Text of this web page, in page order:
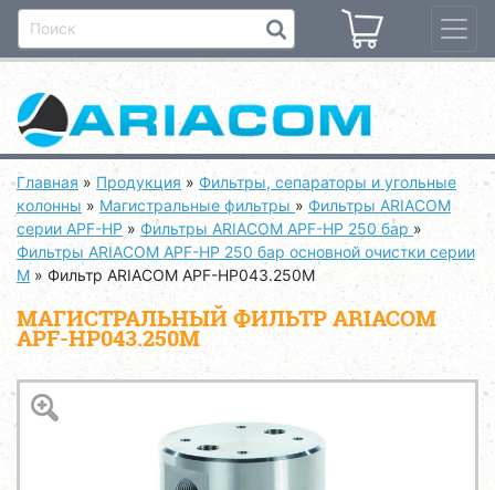
Главная » Продукция » Фильтры, сепараторы и угольные
колонны » Магистральные фильтры » Фильтры ARIACOM
серии APF-HP » Фильтры ARIACOM APF-HP 250 бар »
Фильтры ARIACOM APF-HP 250 бар основной очистки серии
M » Фильтр ARIACOM APF-HP043.250M
МАГИСТРАЛЬНЫЙ ФИЛЬТР ARIACOM
APF-HP043.250M